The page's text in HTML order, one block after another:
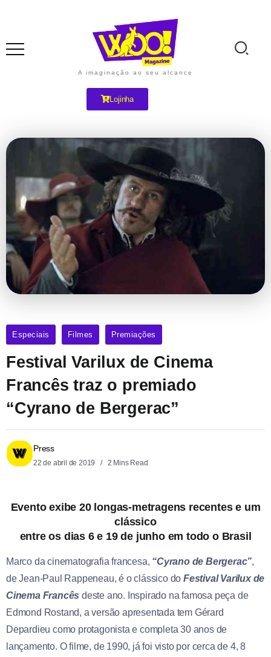
A imaginação ao seu alcance
Lojinha
Especiais Filmes Premiações
Festival Varilux de Cinema
Francês traz o premiado
“Cyrano de Bergerac”
Press
22 de abril de 2019 2 Mins Read
Evento exibe 20 longas-metragens recentes e um
clássico
entre os dias 6 e 19 de junho em todo o Brasil
Marco da cinematografia francesa, “Cyrano de Bergerac”,
de Jean-Paul Rappeneau, é o clássico do Festival Varilux de
Cinema Francês deste ano. Inspirado na famosa peça de
Edmond Rostand, a versão apresentada tem Gérard
Depardieu como protagonista e completa 30 anos de
lançamento. O filme, de 1990, já foi visto por cerca de 4, 8